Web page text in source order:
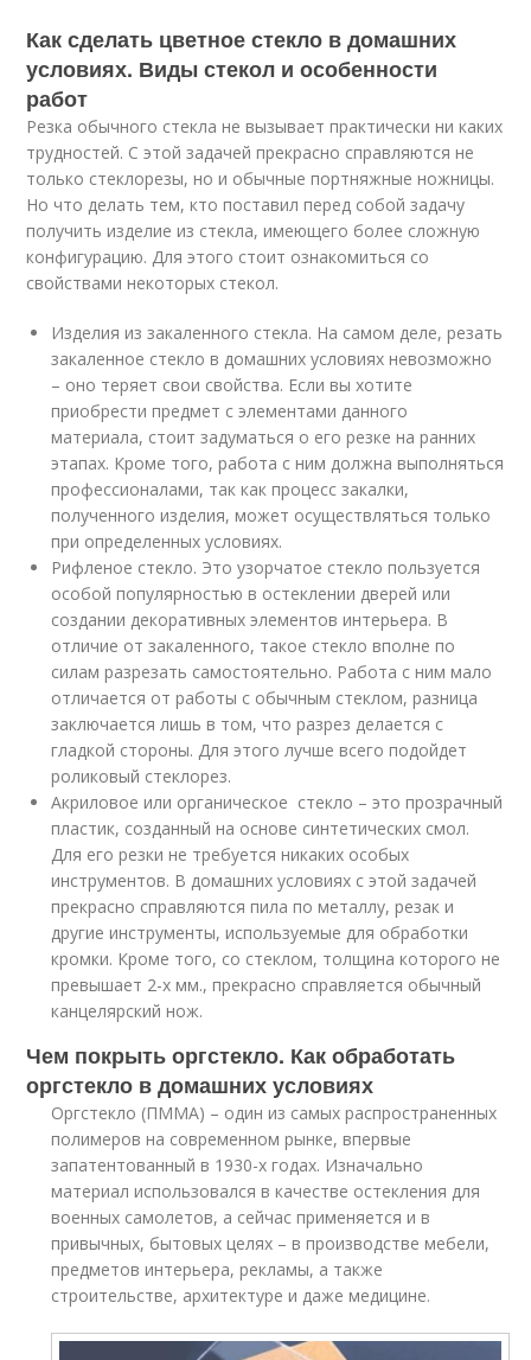
Как сделать цветное стекло в домашних
условиях. Виды стекол и особенности
работ
Резка обычного стекла не вызывает практически ни каких
трудностей. С этой задачей прекрасно справляются не
только стеклорезы, но и обычные портняжные ножницы.
Но что делать тем, кто поставил перед собой задачу
получить изделие из стекла, имеющего более сложную
конфигурацию. Для этого стоит ознакомиться со
свойствами некоторых стекол.
Изделия из закаленного стекла. На самом деле, резать
закаленное стекло в домашних условиях невозможно
– оно теряет свои свойства. Если вы хотите
приобрести предмет с элементами данного
материала, стоит задуматься о его резке на ранних
этапах. Кроме того, работа с ним должна выполняться
профессионалами, так как процесс закалки,
полученного изделия, может осуществляться только
при определенных условиях.
Рифленое стекло. Это узорчатое стекло пользуется
особой популярностью в остеклении дверей или
создании декоративных элементов интерьера. В
отличие от закаленного, такое стекло вполне по
силам разрезать самостоятельно. Работа с ним мало
отличается от работы с обычным стеклом, разница
заключается лишь в том, что разрез делается с
гладкой стороны. Для этого лучше всего подойдет
роликовый стеклорез.
Акриловое или органическое стекло – это прозрачный
пластик, созданный на основе синтетических смол.
Для его резки не требуется никаких особых
инструментов. В домашних условиях с этой задачей
прекрасно справляются пила по металлу, резак и
другие инструменты, используемые для обработки
кромки. Кроме того, со стеклом, толщина которого не
превышает 2-х мм., прекрасно справляется обычный
канцелярский нож.
Чем покрыть оргстекло. Как обработать
оргстекло в домашних условиях
Оргстекло (ПММА) – один из самых распространенных
полимеров на современном рынке, впервые
запатентованный в 1930-х годах. Изначально
материал использовался в качестве остекления для
военных самолетов, а сейчас применяется и в
привычных, бытовых целях – в производстве мебели,
предметов интерьера, рекламы, а также
строительстве, архитектуре и даже медицине.